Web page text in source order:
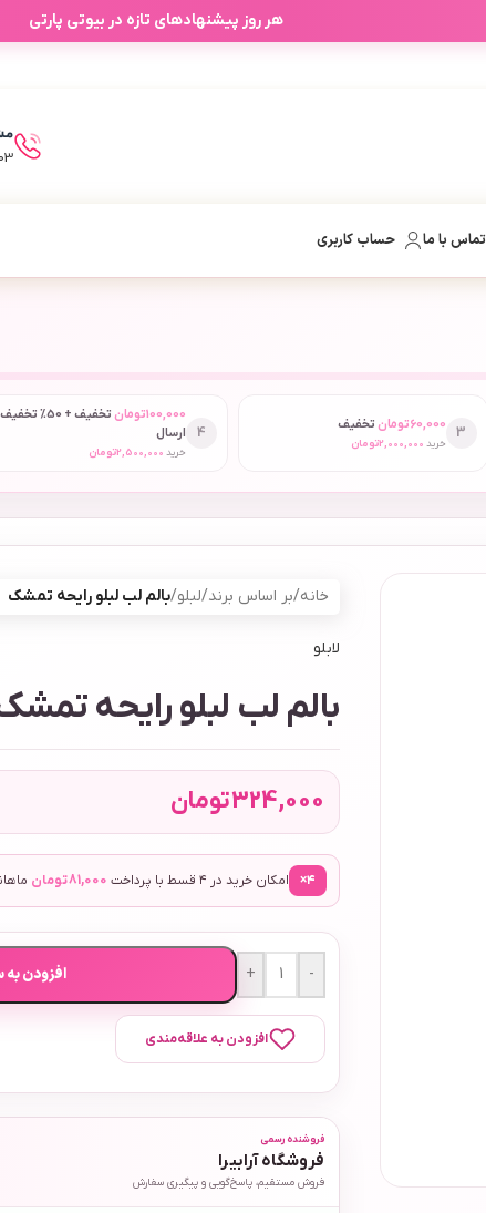
هر روز پیشنهادهای تازه در بیوتی پارتی
تماس با ما حساب کاربری
3
60,000تومان تخفیف
خرید 2,000,000تومان
4
100,000تومان
تخفیف + 50٪ تخفیف
ارسال
خرید 2,500,000تومان
خانه/بر اساس برند/لبلو/بالم لب لبلو رایحه تمشک
لابلو
بالم لب لبلو رایحه
324,000تومان
۴× امکان خرید در ۴ قسط با پرداخت 81,000تومان
-
+ افزودن
افزودن به علاقه‌مندی
فروشنده رسمی
فروشگاه آرابیرا
فروش مستقیم، پاسخ‌گویی و پیگیری سفارش